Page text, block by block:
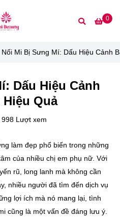
0
Nối Mi Bị Sưng Mí: Dấu Hiệu Cảnh
Dấu Hiệu Cảnh
Quả
998 Lượt xem
làm đẹp phổ biến trong những
của nhiều chị em phụ nữ. Với
rũ, long lanh mà không cần
nhiều người đã tìm đến dịch vụ
lợi ích mà nó mang lại, tình
cũng là một vấn đề đáng lưu ý.